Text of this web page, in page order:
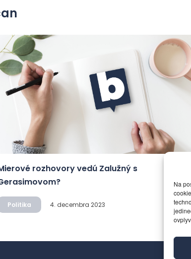
Na
rozhovory vedú Zalužný s
Politika 4. decembra 2023